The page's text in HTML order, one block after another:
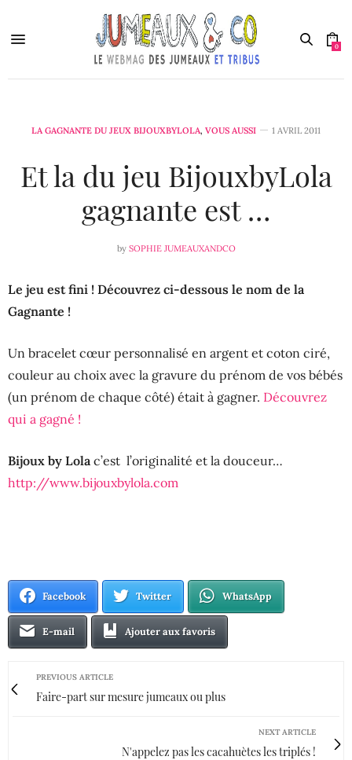
0
LA GAGNANTE DU JEUX BIJOUXBYLOLA, VOUS AUSSI 1 AVRIL 2011
Et la du jeu BijouxbyLola
gagnante est …
by SOPHIE JUMEAUXANDCO
Le jeu est fini ! Découvrez ci-dessous le nom de la
Gagnante !
Un bracelet cœur personnalisé en argent et coton ciré,
couleur au choix avec la gravure du prénom de vos bébés
(un prénom de chaque côté) était à gagner. Découvrez
qui a gagné !
Bijoux by Lola c’est l’originalité et la douceur…
http://www.bijouxbylola.com
Facebook Twitter WhatsApp
E-mail Ajouter aux favoris
PREVIOUS ARTICLE
Faire-part sur mesure jumeaux ou plus
NEXT ARTICLE
N'appelez pas les cacahuètes les triplés !